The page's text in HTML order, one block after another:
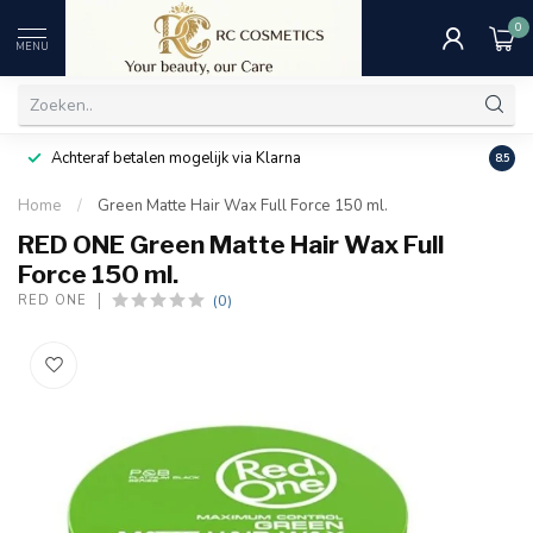
MENU
0
Achteraf betalen mogelijk via Klarna 8.5
Home / Green Matte Hair Wax Full Force 150 ml.
RED ONE Green Matte Hair Wax Full
Force 150 ml.
RED ONE (0)